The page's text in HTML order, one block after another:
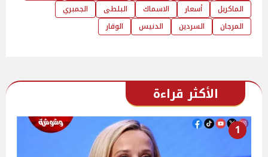
الماكريل
أسعار الاسماك البلطى
الجمبري
المرجان
السردين الدنيس الوقار
الأكثر قراءة
1